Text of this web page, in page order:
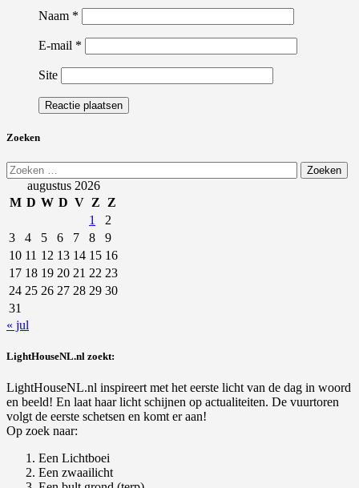
Naam *
E-mail *
Site
Zoeken
Zoeken
naar:augustus 2026
M D W D V Z
Z
1
2
3
4 5 6 7 8
9
10 11 12 13 14 15 16
17 18 19 20 21 22 23
24 25 26 27 28 29 30
31
« jul
LightHouseNL.nl zoekt:
LightHouseNL.nl inspireert met het eerste licht van de dag in woord
en beeld! En laat haar licht schijnen op actualiteiten. De vuurtoren
volgt de eerste schetsen en komt er aan!
Op zoek naar:
Een Lichtboei
Een zwaailicht